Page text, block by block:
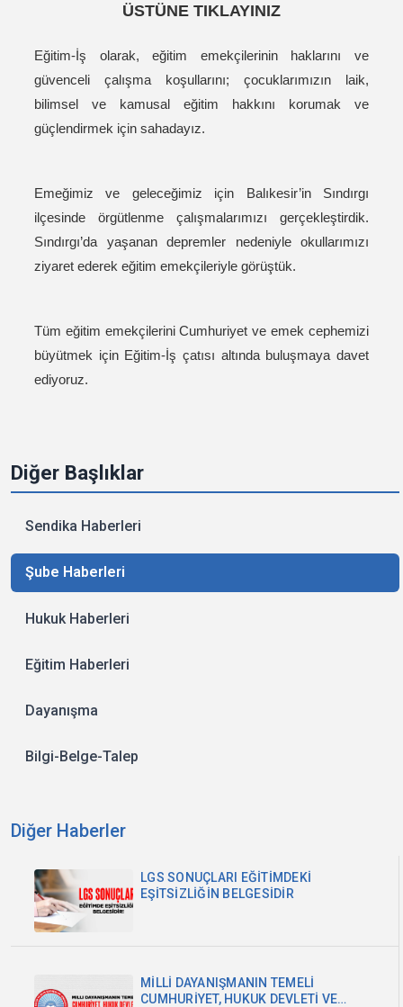
Diğer Başlıklar
Sendika Haberleri
Şube Haberleri
Hukuk Haberleri
Eğitim Haberleri
Dayanışma
Bilgi-Belge-Talep
Diğer Haberler
LGS SONUÇLARI EĞİTİMDEKİ
EŞİTSİZLİĞİN BELGESİDİR
MİLLİ DAYANIŞMANIN TEMELİ
CUMHURİYET, HUKUK DEVLETİ VE
ÜSTÜNE TIKLAYINIZ
Eğitim-İş olarak, eğitim emekçilerinin haklarını ve
güvenceli çalışma koşullarını; çocuklarımızın laik,
bilimsel ve kamusal eğitim hakkını korumak ve
güçlendirmek için sahadayız.
Emeğimiz ve geleceğimiz için Balıkesir’in Sındırgı
ilçesinde örgütlenme çalışmalarımızı gerçekleştirdik.
Sındırgı’da yaşanan depremler nedeniyle okullarımızı
ziyaret ederek eğitim emekçileriyle görüştük.
Tüm eğitim emekçilerini Cumhuriyet ve emek cephemizi
büyütmek için Eğitim-İş çatısı altında buluşmaya davet
ediyoruz.